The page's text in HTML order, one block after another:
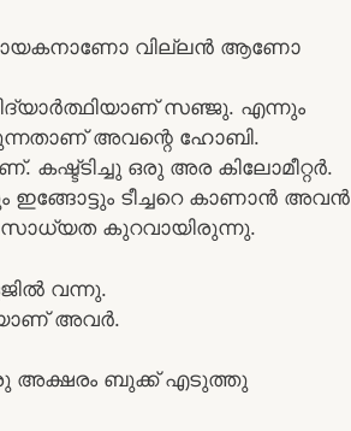
വില്ലൻ ആണോ
സഞ്ജു. എന്നും
അവന്റെ ഹോബി.
കഷ്ട്ടിച്ചു ഒരു അര കിലോമീറ്റർ.
ടീച്ചറെ കാണാൻ അവൻ
കുറവായിരുന്നു.
വന്നു.
അവർ.
അക്ഷരം ബുക്ക്‌ എടുത്തു